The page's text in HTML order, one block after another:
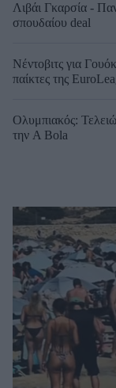
Λιβάι Γκαρσία -
σπουδαίου deal
Νέντοβιτς για
παίκτες της
Ολυμπιακός:
την A Bola